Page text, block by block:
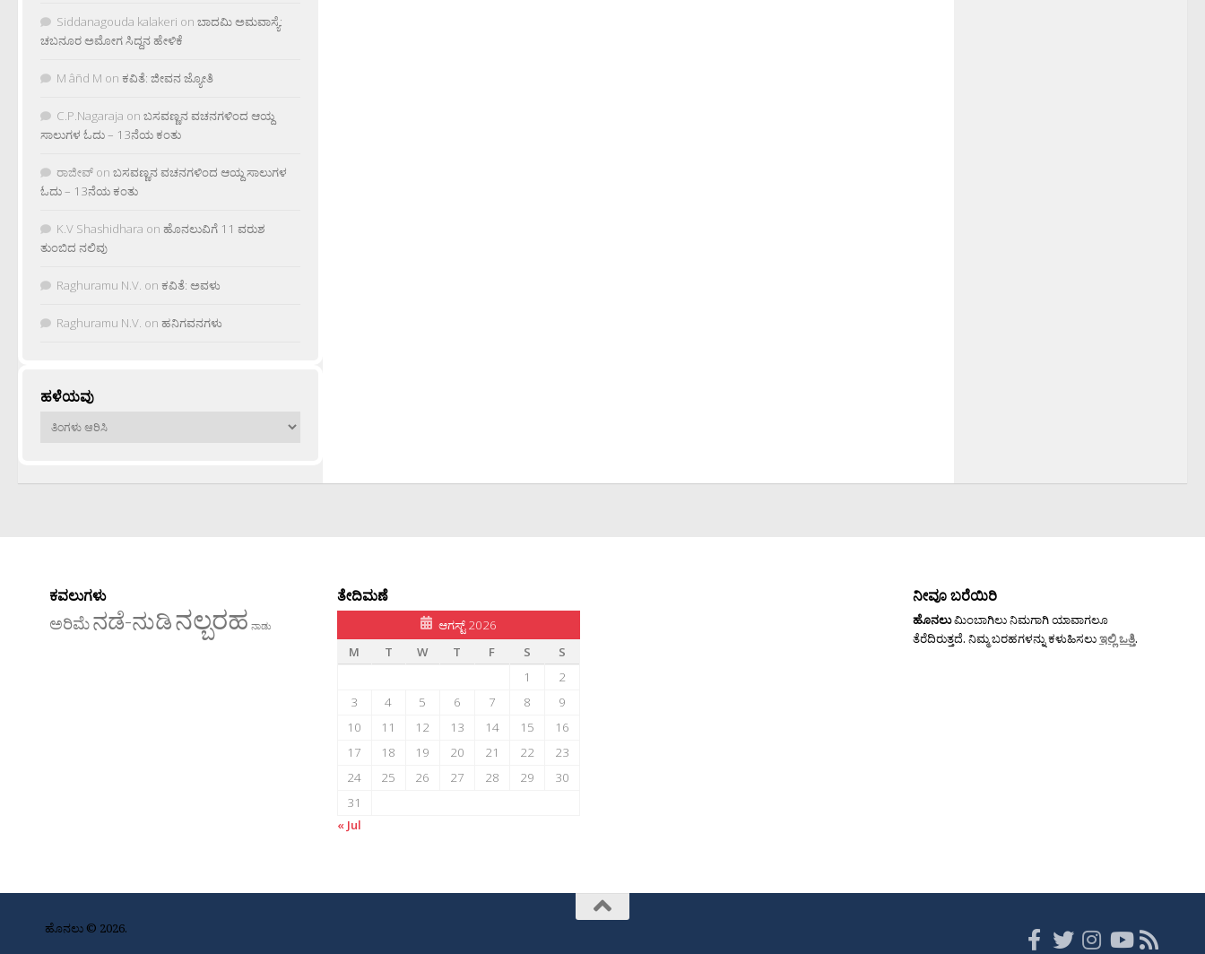
Siddanagouda kalakeri on ಬಾದಮಿ ಅಮವಾಸ್ಯೆ:
ಚಬನೂರ ಅಮೋಗ ಸಿದ್ದನ ಹೇಳಿಕೆ
M âñd M on ಕವಿತೆ: ಜೀವನ ಜ್ಯೋತಿ
C.P.Nagaraja on ಬಸವಣ್ಣನ ವಚನಗಳಿಂದ ಆಯ್ದ
ಸಾಲುಗಳ ಓದು – 13ನೆಯ ಕಂತು
ರಾಜೀವ್ on ಬಸವಣ್ಣನ ವಚನಗಳಿಂದ ಆಯ್ದ ಸಾಲುಗಳ
ಓದು – 13ನೆಯ ಕಂತು
K.V Shashidhara on ಹೊನಲುವಿಗೆ 11 ವರುಶ
ತುಂಬಿದ ನಲಿವು
Raghuramu N.V. on ಕವಿತೆ: ಅವಳು
Raghuramu N.V. on ಹನಿಗವನಗಳು
ಹಳೆಯವು
ಹಳೆಯವು
ಕವಲುಗಳು
ಅರಿಮೆನಡೆ-ನುಡಿನಲ್ಬರಹ ನಾಡು
ತೇದಿಮಣೆ
ಆಗಸ್ಟ್ 2026
M
T W T F S
S
1
2
3
4 5 6 7 8
9
10
11 12 13 14 15
16
17
18 19 20 21 22
23
24
25 26 27 28 29
30
31
« Jul
ನೀವೂ ಬರೆಯಿರಿ
ಹೊನಲುಮಿಂಬಾಗಿಲು ನಿಮಗಾಗಿ ಯಾವಾಗಲೂ
ತೆರೆದಿರುತ್ತದೆ. ನಿಮ್ಮ ಬರಹಗಳನ್ನು ಕಳುಹಿಸಲುಇಲ್ಲಿ ಒತ್ತಿ.
ಹೊನಲು © 2026.